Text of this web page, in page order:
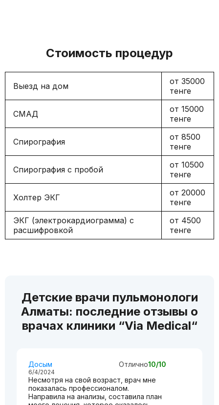
Стоимость процедур
Выезд на дом
от 35000
тенге
СМАД
от 15000
тенге
Спирография
от 8500
тенге
Спирография с пробой
от 10500
тенге
Холтер ЭКГ
от 20000
тенге
ЭКГ (электрокардиограмма) с
расшифровкой
от 4500
тенге
Детские врачи пульмонологи
Алматы: последние отзывы о
врачах клиники “Via Medical“
Досым Отлично10/10
6/4/2024
Несмотря на свой возраст, врач мне
показалась профессионалом.
Направила на анализы, составила план